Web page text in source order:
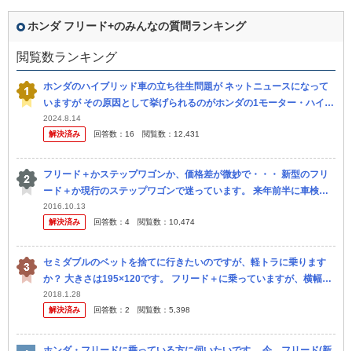
ホンダ フリード+のみんなの質問ランキング
閲覧数ランキング
ホンダのハイブリッド車の立ち往生問題が ネットニュースになって
いますが その原因として挙げられるのがホンダの1モーター・ハイブ
リッドシステム「i-DCD」を搭載するモデルらしく、i-DCDを搭載...
2024.8.14
解決済み
回答数： 16 閲覧数： 12,431
フリード＋かステップワゴンか、価格差が微妙で・・・ 新型のフリ
ード＋か現行のステップワゴンで迷っています。 来年前半に車検が
来るので新車を購入する予定なのですが、この２つのどちらかにする
ことは決...
2016.10.13
解決済み
回答数： 4 閲覧数： 10,474
セミダブルのベットを捨てに行きたいのですが、軽トラに乗ります
か？ 大きさは195×120です。 フリード＋に乗っていますが、横幅で
入りませんでした。 一緒に120センチのテレビ台も持っていきます。
2018.1.28
解決済み
回答数： 2 閲覧数： 5,398